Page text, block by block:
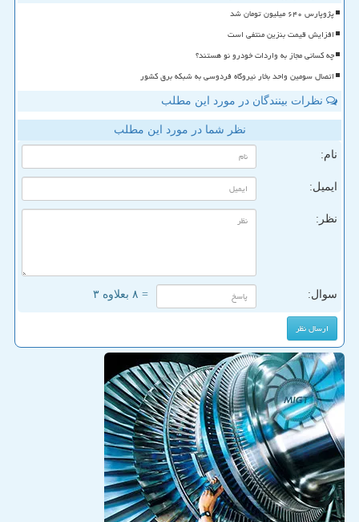
پژوپارس ۶۴۰ میلیون تومان شد
افزایش قیمت بنزین منتفی است
چه کسانی مجاز به واردات خودرو نو هستند؟
اتصال سومین واحد بخار نیروگاه فردوسی به شبکه برق کشور
نظرات بینندگان در مورد این مطلب
نظر شما در مورد این مطلب
نام:
ایمیل:
نظر:
سوال: = ۸ بعلاوه ۳